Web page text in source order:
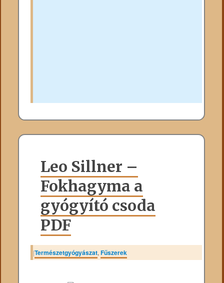
Leo Sillner –
Fokhagyma a
gyógyító csoda
PDF
|Természetgyógyászat,Fűszerek